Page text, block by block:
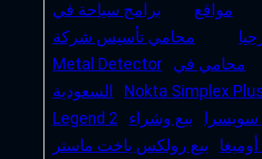
مواقع
برامج سياحة في
محامي تأسيس شركة
Metal Detector
محامي في
السعودية
Nokta Simplex
Legend 2
بيع وشراء
بيع رولكس ياخت ماستر